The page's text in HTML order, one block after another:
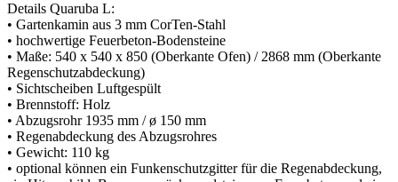
Details Quaruba L:
• Gartenkamin aus 3 mm CorTen-Stahl
• hochwertige Feuerbeton-Bodensteine
• Maße: 540 x 540 x 850 (Oberkante Ofen) / 2868 mm (Oberkante
Regenschutzabdeckung)
• Sichtscheiben Luftgespült
• Brennstoff: Holz
• Abzugsrohr 1935 mm / ø 150 mm
• Regenabdeckung des Abzugsrohres
• Gewicht: 110 kg
• optional können ein Funkenschutzgitter für die Regenabdeckung,